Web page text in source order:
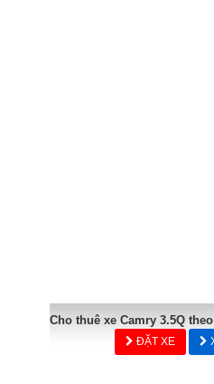
Cho thuê xe Camry 3.5Q
ĐẶT XE